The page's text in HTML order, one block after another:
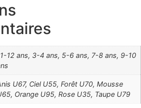
12 ans, 3-4 ans, 5-6 ans, 7-8 ans, 9-10
U67, Ciel U55, Forêt U70, Mousse
Orange U95, Rose U35, Taupe U79